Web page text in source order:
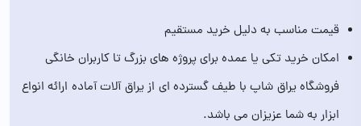
قیمت مناسب به دلیل خرید مستقیم
امکان خرید تکی یا عمده برای پروژه های بزرگ تا کاربران خانگی
فروشگاه یراق شاپ با طیف گسترده ای از یراق آلات آماده ارائه انواع
ابزار به شما عزیزان می باشد.